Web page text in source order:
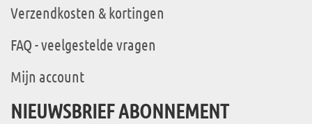
Verzendkosten & kortingen
FAQ - veelgestelde vragen
Mijn account
NIEUWSBRIEF ABONNEMENT